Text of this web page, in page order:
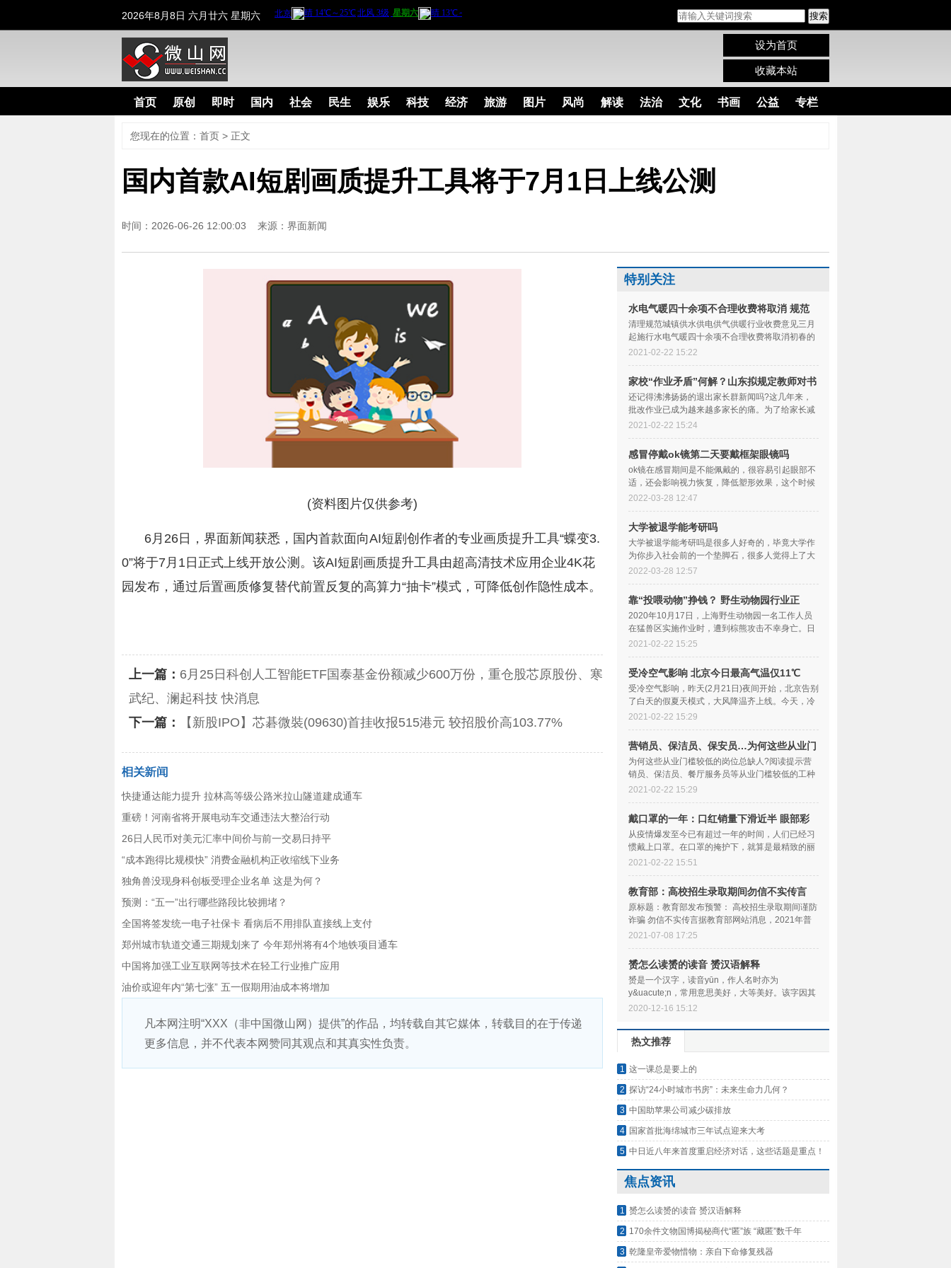
2026年8月8日 六月廿六 星期六 搜索
设为首页
收藏本站
首页 原创 即时 国内 社会 民生 娱乐 科技 经济 旅游 图片 风尚 解读 法治 文化 书画 公益 专栏
您现在的位置： 首页 > 正文
国内首款AI短剧画质提升工具将于7月1日上线公测
时间：2026-06-26 12:00:03 来源： 界面新闻
(资料图片仅供参考)
6月26日，界面新闻获悉，国内首款面向AI短剧创作者的专业画质提升工具“蝶变3.
0”将于7月1日正式上线开放公测。该AI短剧画质提升工具由超高清技术应用企业4K花
园发布，通过后置画质修复替代前置反复的高算力“抽卡”模式，可降低创作隐性成本。
上一篇： 6月25日科创人工智能ETF国泰基金份额减少600万份，重仓股芯原股份、寒
武纪、澜起科技 快消息
下一篇：
【新股IPO】芯碁微裝(09630)首挂收报515港元 较招股价高103.77%
快捷通达能力提升 拉林高等级公路米拉山隧道建成通车
重磅！河南省将开展电动车交通违法大整治行动
26日人民币对美元汇率中间价与前一交易日持平
“成本跑得比规模快” 消费金融机构正收缩线下业务
独角兽没现身科创板受理企业名单 这是为何？
预测：“五一”出行哪些路段比较拥堵？
全国将签发统一电子社保卡 看病后不用排队直接线上支付
郑州城市轨道交通三期规划来了 今年郑州将有4个地铁项目通车
中国将加强工业互联网等技术在轻工行业推广应用
油价或迎年内“第七涨” 五一假期用油成本将增加
凡本网注明“XXX（非中国微山网）提供”的作品，均转载自其它媒体，转载目的在于传递
更多信息，并不代表本网赞同其观点和其真实性负责。
特别关注
水电气暖四十余项不合理收费将取消 规范
收费行为
清理规范城镇供水供电供气供暖行业收费意见三月
起施行水电气暖四十余项不合理收费将取消初春的
大地，乍暖还寒。每天的开销看似不大，但一样
2021-02-22 15:22
家校“作业矛盾”何解？山东拟规定教师对书
面作业全批全改
还记得沸沸扬扬的退出家长群新闻吗?这几年来，
批改作业已成为越来越多家长的痛。为了给家长减
负，多地陆续出台规定，明确要求教师亲自批改
2021-02-22 15:24
感冒停戴ok镜第二天要戴框架眼镜吗
​ok镜在感冒期间是不能佩戴的，很容易引起眼部不
适，还会影响视力恢复，降低塑形效果，这个时候
一般都需要停戴一个星期左右的时间，等感冒好
2022-03-28 12:47
大学被退学能考研吗
大学被退学能考研吗是很多人好奇的，毕竟大学作
为你步入社会前的一个垫脚石，很多人觉得上了大
学就没什么事情了，但是吧如果你严重违反了纪律
2022-03-28 12:57
靠“投喂动物”挣钱？ 野生动物园行业正
在“十字路
2020年10月17日，上海野生动物园一名工作人员
在猛兽区实施作业时，遭到棕熊攻击不幸身亡。日
前，这一事件调查结果公布，9名相关责任人被处
2021-02-22 15:25
受冷空气影响 北京今日最高气温仅11℃
受冷空气影响，昨天(2月21日)夜间开始，北京告别
了白天的假夏天模式，大风降温齐上线。今天，冷
空气带来的影响会更加明显，预计白天的最高
2021-02-22 15:29
营销员、保洁员、保安员…为何这些从业门
槛较低的岗位总缺人？
为何这些从业门槛较低的岗位总缺人?阅读提示营
销员、保洁员、餐厅服务员等从业门槛较低的工种
之所以持续招工难，专业人士认为，一方面是受
2021-02-22 15:29
戴口罩的一年：口红销量下滑近半 眼部彩
妆产品卖得好
从疫情爆发至今已有超过一年的时间，人们已经习
惯戴上口罩。在口罩的掩护下，就算是最精致的丽
人们，也减少了使用口红的频率。红星资本局从
2021-02-22 15:51
教育部：高校招生录取期间勿信不实传言
切勿存侥幸心理
原标题：教育部发布预警： 高校招生录取期间谨防
诈骗 勿信不实传言据教育部网站消息，2021年普
通高校招生录取工作即将开始，一些不法分子
2021-07-08 17:25
赟怎么读赟的读音 赟汉语解释
赟是一个汉字，读音yūn，作人名时亦为
y&uacute;n，常用意思美好，大等美好。该字因其
由文、武、贝三字组成，古代&lsquo;贝&rsquo;指
2020-12-16 15:12
热文推荐
1 这一课总是要上的
2 探访“24小时城市书房”：未来生命力几何？
3 中国助苹果公司减少碳排放
4 国家首批海绵城市三年试点迎来大考
5 中日近八年来首度重启经济对话，这些话题是重点！
焦点资讯
1 赟怎么读赟的读音 赟汉语解释
2 170余件文物国博揭秘商代“匿”族 “藏匿”数千年
3 乾隆皇帝爱物惜物：亲自下命修复残器